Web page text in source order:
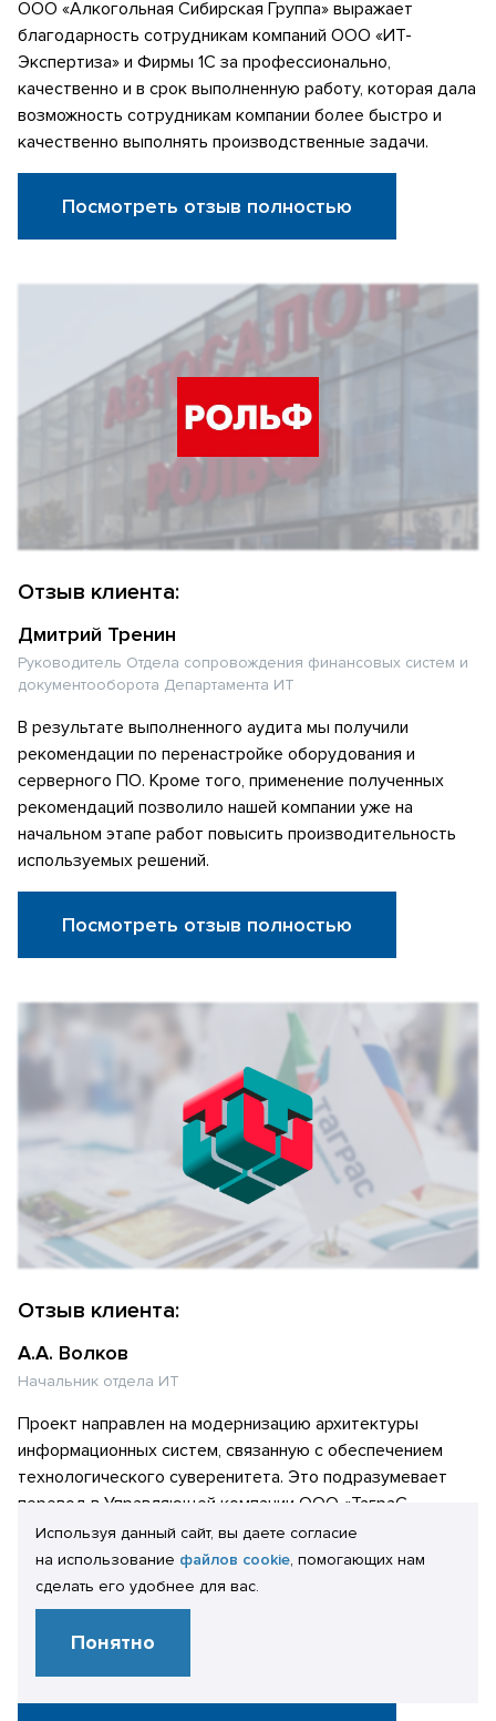
ООО «Алкогольная Сибирская Группа» выражает
благодарность сотрудникам компаний ООО «ИТ-
Экспертиза» и Фирмы 1С за профессионально,
качественно и в срок выполненную работу, которая дала
возможность сотрудникам компании более быстро и
качественно выполнять производственные задачи.
Посмотреть отзыв полностью
Отзыв клиента:
Дмитрий Тренин
Руководитель Отдела сопровождения финансовых систем и
документооборота Департамента ИТ
В результате выполненного аудита мы получили
рекомендации по перенастройке оборудования и
серверного ПО. Кроме того, применение полученных
рекомендаций позволило нашей компании уже на
начальном этапе работ повысить производительность
используемых решений.
Посмотреть отзыв полностью
Отзыв клиента:
А.А. Волков
Начальник отдела ИТ
Проект направлен на модернизацию архитектуры
информационных систем, связанную с обеспечением
технологического суверенитета. Это подразумевает
перевод в Управляющей компании ООО «ТаграС-
Холдинг» серверной составляющей информационной
системы (далее «ИС») 1С:Зарплата и управление
персоналом 8. КОРП (далее «1С:ЗУП») на отечественные
решения ОС Astra Linux и СУБД PostgreSQL. Проект
завершен успешно. Все поставленные задачи решены.
Используя данный сайт, вы даете согласие
на использование файлов cookie, помогающих нам
сделать его удобнее для вас.
Понятно